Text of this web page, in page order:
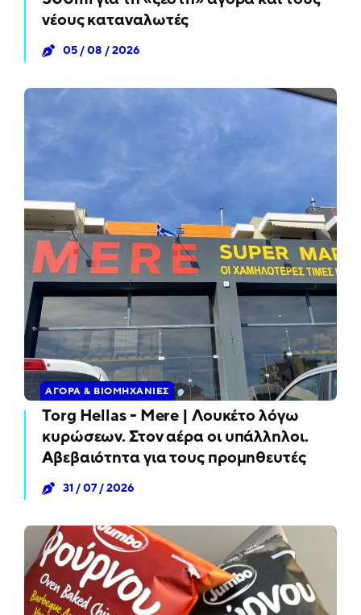
νέους καταναλωτές
05 / 08 / 2026
ΑΓΟΡΆ & ΒΙΟΜΗΧΑΝΊΕΣ
Torg Hellas - Mere | Λουκέτο λόγω
κυρώσεων. Στον αέρα οι υπάλληλοι.
Αβεβαιότητα για τους προμηθευτές
31 / 07 / 2026